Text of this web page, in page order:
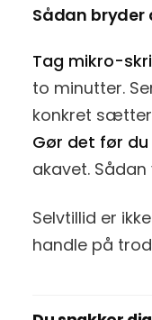
Sådan
Tag mikro-
to minutter.
konkret
Gør det før
akavet.
Selvtillid er
handle på